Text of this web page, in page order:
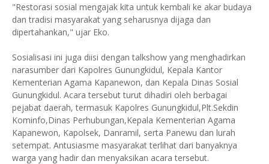
"Restorasi sosial mengajak kita untuk kembali ke akar budaya
dan tradisi masyarakat yang seharusnya dijaga dan
dipertahankan," ujar Eko.
Sosialisasi ini juga diisi dengan talkshow yang menghadirkan
narasumber dari Kapolres Gunungkidul, Kepala Kantor
Kementerian Agama Kapanewon, dan Kepala Dinas Sosial
Gunungkidul. Acara tersebut turut dihadiri oleh berbagai
pejabat daerah, termasuk Kapolres Gunungkidul,Plt.Sekdin
Kominfo,Dinas Perhubungan,Kepala Kementerian Agama
Kapanewon, Kapolsek, Danramil, serta Panewu dan lurah
setempat. Antusiasme masyarakat terlihat dari banyaknya
warga yang hadir dan menyaksikan acara tersebut.